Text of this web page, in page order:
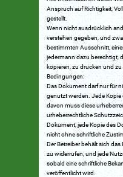
Anspruch auf Richtigkeit,
gestellt.
Wenn nicht ausdrücklich
verstehen gegeben, und
bestimmten Ausschnitt,
jedermann dazu berechtigt,
kopieren, zu drucken und
Bedingungen:
Das Dokument darf nur für
genutzt werden. Jede Kopie
davon muss diese
urheberrechtliche
Dokument, jede Kopie des
nicht ohne schriftliche
Der Betreiber behält sich
zu widerrufen, und jede
sobald eine schriftliche
veröffentlicht wird.